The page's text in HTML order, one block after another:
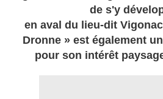
de s'y
en aval du lieu-dit
Dronne » est également
pour son intérêt